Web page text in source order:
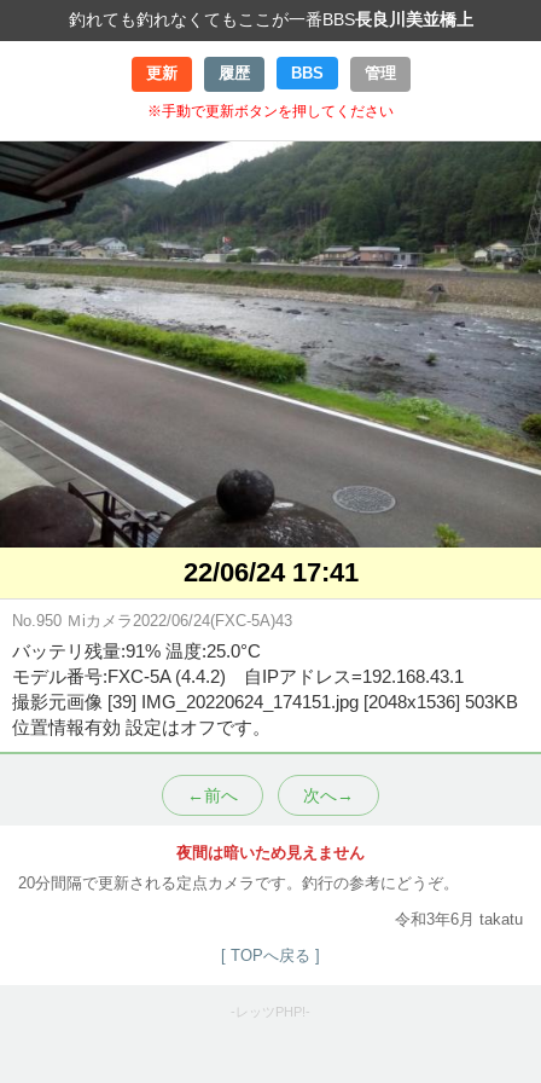
釣れても釣れなくてもここが一番BBS長良川美並橋上
更新 履歴 BBS 管理
※手動で更新ボタンを押してください
22/06/24 17:41
No.950 Ｍiカメラ2022/06/24(FXC-5A)43
バッテリ残量:91% 温度:25.0°C
モデル番号:FXC-5A (4.4.2) 自IPアドレス=192.168.43.1
撮影元画像 [39] IMG_20220624_174151.jpg [2048x1536] 503KB
位置情報有効 設定はオフです。
←前へ 次へ→
夜間は暗いため見えません
20分間隔で更新される定点カメラです。釣行の参考にどうぞ。
令和3年6月 takatu
[ TOPへ戻る ]
-レッツPHP!-